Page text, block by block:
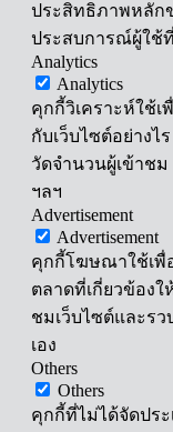
ประสิทธิภาพหลัก
ประสบการณ์ผู้ใช้
Analytics
Analytics
คุกกี้วิเคราะห์ใช้เ
กับเว็บไซต์อย่างไ
วัดจำนวนผู้เข้าช
ฯลฯ
Advertisement
Advertisement
คุกกี้โฆษณาใช้เพื่
ตลาดที่เกี่ยวข้องใ
ชมเว็บไซต์และร
เอง
Others
Others
คุกกี้ที่ไม่ได้จัดปร